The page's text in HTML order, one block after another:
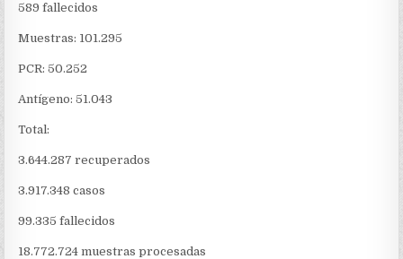
589 fallecidos
Muestras: 101.295
PCR: 50.252
Antígeno: 51.043
Total:
3.644.287 recuperados
3.917.348 casos
99.335 fallecidos
18.772.724 muestras procesadas